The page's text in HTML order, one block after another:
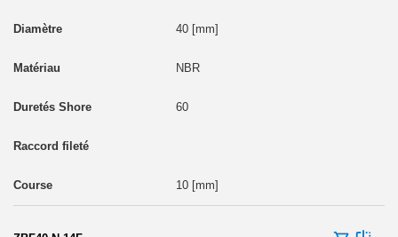
40 [mm]
NBR
60
10 [mm]